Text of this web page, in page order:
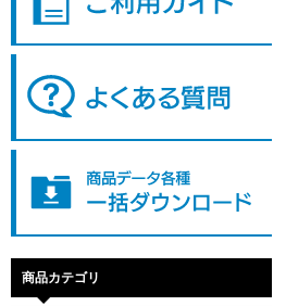
商品カテゴリ